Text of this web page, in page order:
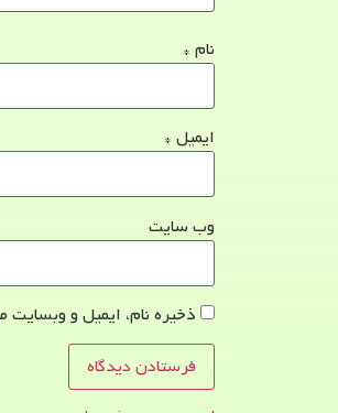
نام *
ایمیل *
وب‌ سایت
ذخیره نام، ایمیل و